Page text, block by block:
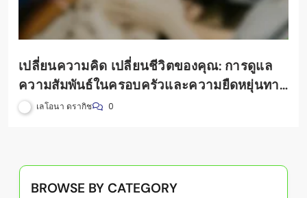
เปลี่ยนความคิด เปลี่ยนชีวิตของคุณ: การดูแล
ความสัมพันธ์ในครอบครัวและความยืดหยุ่นทาง
อารมณ์
เลโอนา ดรากิช 0
BROWSE BY CATEGORY